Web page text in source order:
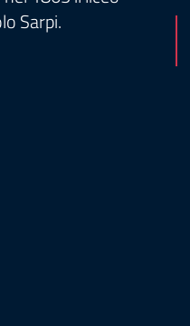
Sarpi.